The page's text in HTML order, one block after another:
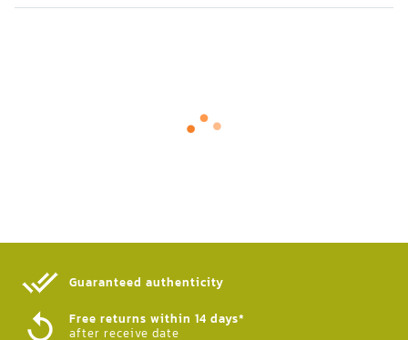
Guaranteed authenticity​
Free returns within 14 days*
after receive date